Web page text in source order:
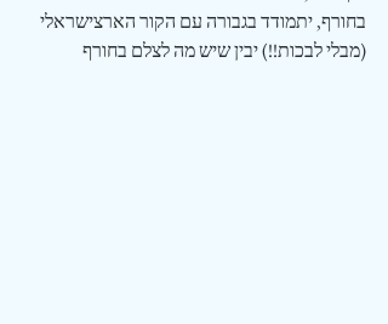
בחורף, יתמודד בגבורה עם הקור הארצישראלי
(מבלי לבכות!!) יבין שיש מה לצלם בחורף